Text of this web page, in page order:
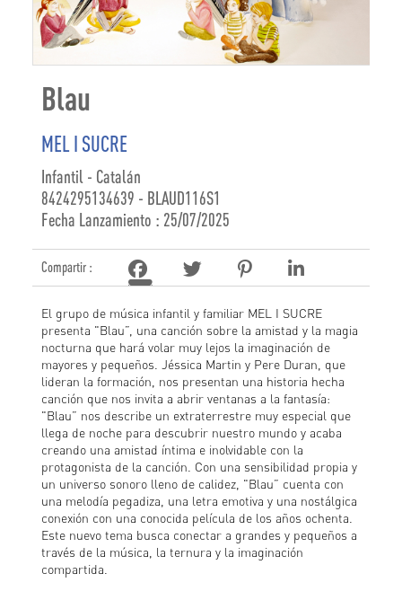
Blau
MEL I SUCRE
Infantil - Catalán
8424295134639 - BLAUD116S1
Fecha Lanzamiento : 25/07/2025
Compartir :
El grupo de música infantil y familiar MEL I SUCRE
presenta "Blau”, una canción sobre la amistad y la magia
nocturna que hará volar muy lejos la imaginación de
mayores y pequeños. Jéssica Martin y Pere Duran, que
lideran la formación, nos presentan una historia hecha
canción que nos invita a abrir ventanas a la fantasía:
"Blau” nos describe un extraterrestre muy especial que
llega de noche para descubrir nuestro mundo y acaba
creando una amistad íntima e inolvidable con la
protagonista de la canción. Con una sensibilidad propia y
un universo sonoro lleno de calidez, "Blau” cuenta con
una melodía pegadiza, una letra emotiva y una nostálgica
conexión con una conocida película de los años ochenta.
Este nuevo tema busca conectar a grandes y pequeños a
través de la música, la ternura y la imaginación
compartida.